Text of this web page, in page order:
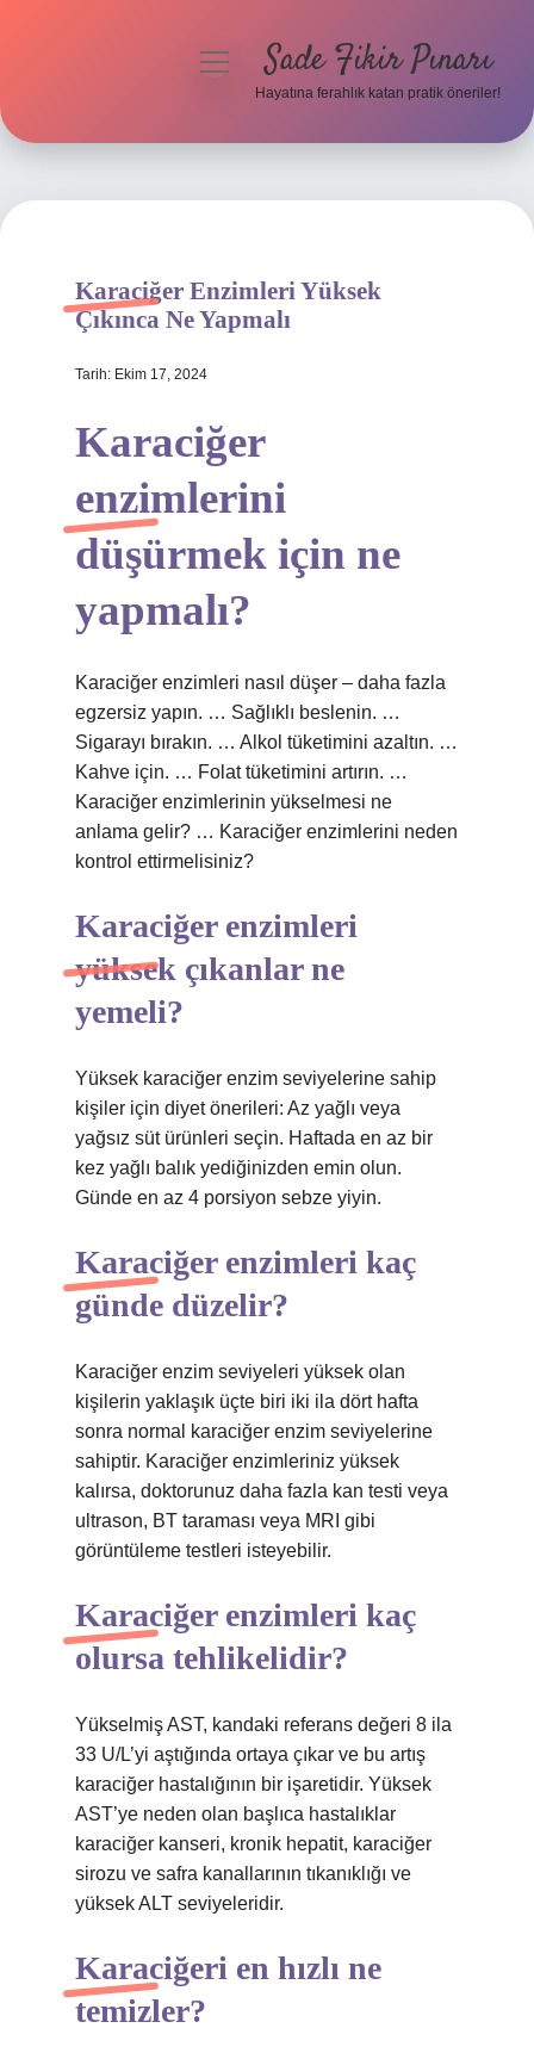
Hakkımızda
menüyüSade Fikir Pınarı
Hayatına ferahlık katan pratik öneriler!
Karaciğer Enzimleri Yüksek
Çıkınca Ne Yapmalı
Tarih: Ekim 17, 2024
Karaciğer
enzimlerini
düşürmek için ne
yapmalı?
Karaciğer enzimleri nasıl düşer – daha fazla
egzersiz yapın. … Sağlıklı beslenin. …
Sigarayı bırakın. … Alkol tüketimini azaltın. …
Kahve için. … Folat tüketimini artırın. …
Karaciğer enzimlerinin yükselmesi ne
anlama gelir? … Karaciğer enzimlerini neden
kontrol ettirmelisiniz?
Karaciğer enzimleri
yüksek çıkanlar ne
yemeli?
Yüksek karaciğer enzim seviyelerine sahip
kişiler için diyet önerileri: Az yağlı veya
yağsız süt ürünleri seçin. Haftada en az bir
kez yağlı balık yediğinizden emin olun.
Günde en az 4 porsiyon sebze yiyin.
Karaciğer enzimleri kaç
günde düzelir?
Karaciğer enzim seviyeleri yüksek olan
kişilerin yaklaşık üçte biri iki ila dört hafta
sonra normal karaciğer enzim seviyelerine
sahiptir. Karaciğer enzimleriniz yüksek
kalırsa, doktorunuz daha fazla kan testi veya
ultrason, BT taraması veya MRI gibi
görüntüleme testleri isteyebilir.
Karaciğer enzimleri kaç
olursa tehlikelidir?
Yükselmiş AST, kandaki referans değeri 8 ila
33 U/L’yi aştığında ortaya çıkar ve bu artış
karaciğer hastalığının bir işaretidir. Yüksek
AST’ye neden olan başlıca hastalıklar
karaciğer kanseri, kronik hepatit, karaciğer
sirozu ve safra kanallarının tıkanıklığı ve
yüksek ALT seviyeleridir.
Karaciğeri en hızlı ne
temizler?